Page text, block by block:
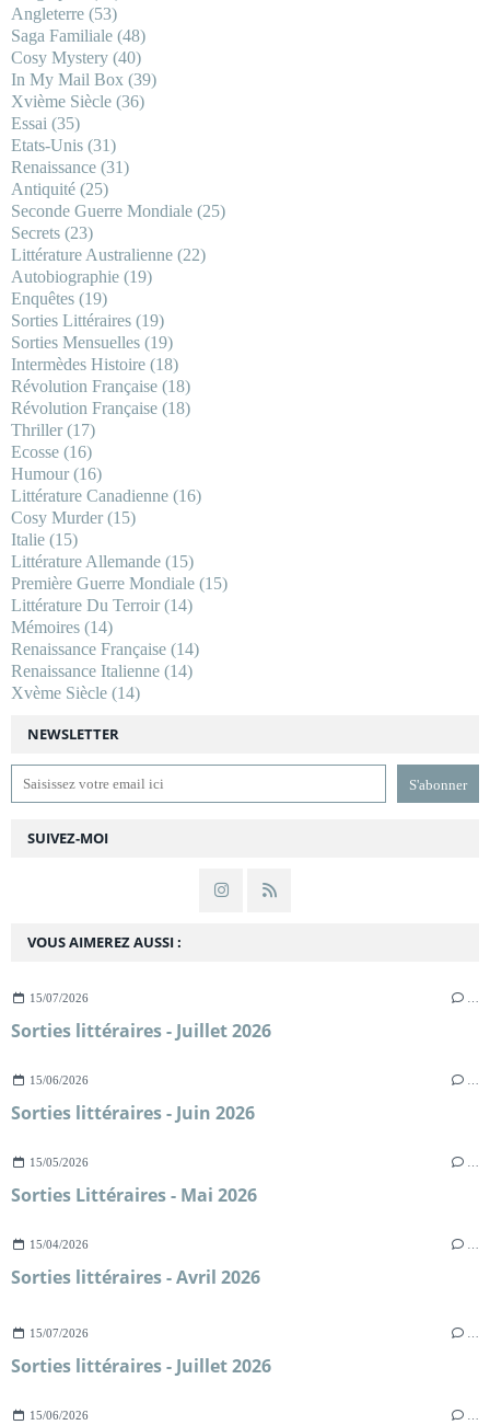
NEWSLETTER
SUIVEZ-MOI
VOUS AIMEREZ AUSSI :
15/07/2026
Sorties littéraires - Juillet 2026
15/06/2026
Sorties littéraires - Juin 2026
15/05/2026
Sorties Littéraires - Mai 2026
15/04/2026
Sorties littéraires - Avril 2026
15/07/2026
Sorties littéraires - Juillet 2026
15/06/2026
Angleterre (53)
Saga Familiale (48)
Cosy Mystery (40)
In My Mail Box (39)
Xvième Siècle (36)
Essai (35)
Etats-Unis (31)
Renaissance (31)
Antiquité (25)
Seconde Guerre Mondiale (25)
Secrets (23)
Littérature Australienne (22)
Autobiographie (19)
Enquêtes (19)
Sorties Littéraires (19)
Sorties Mensuelles (19)
Intermèdes Histoire (18)
Révolution Française (18)
Révolution Française (18)
Thriller(17)
Ecosse (16)
Humour(16)
Littérature Canadienne (16)
Cosy Murder(15)
Italie (15)
Littérature Allemande (15)
Première Guerre Mondiale (15)
Littérature Du Terroir(14)
Mémoires (14)
Renaissance Française (14)
Renaissance Italienne (14)
Xvème Siècle (14)